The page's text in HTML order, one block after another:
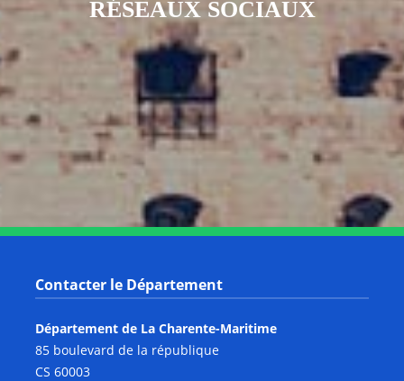
RÉSEAUX SOCIAUX
Notre page Instagram
Notre page Facebook
Notre page XNotre page Tiktok
Notre page
Notre page Youtube
Contacter le Département
Département de La Charente-Maritime
85 boulevard de la république
CS 60003